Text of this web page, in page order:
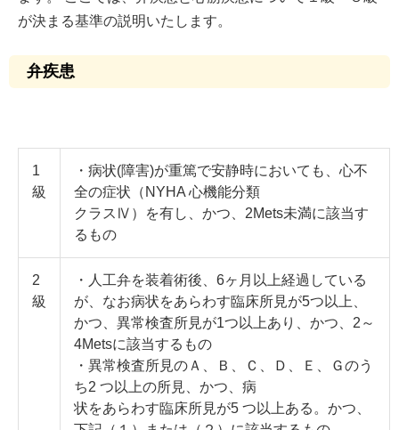
が決まる基準の説明いたします。
弁疾患
1
級
・病状(障害)が重篤で安静時においても、心不
全の症状（NYHA 心機能分類
クラスⅣ）を有し、かつ、2Mets未満に該当す
るもの
2
級
・人工弁を装着術後、6ヶ月以上経過している
が、なお病状をあらわす臨床所見が5つ以上、
かつ、異常検査所見が1つ以上あり、かつ、2～
4Metsに該当するもの
・異常検査所見のＡ、Ｂ、Ｃ、Ｄ、Ｅ、Ｇのう
ち2 つ以上の所見、かつ、病
状をあらわす臨床所見が5 つ以上ある。かつ、